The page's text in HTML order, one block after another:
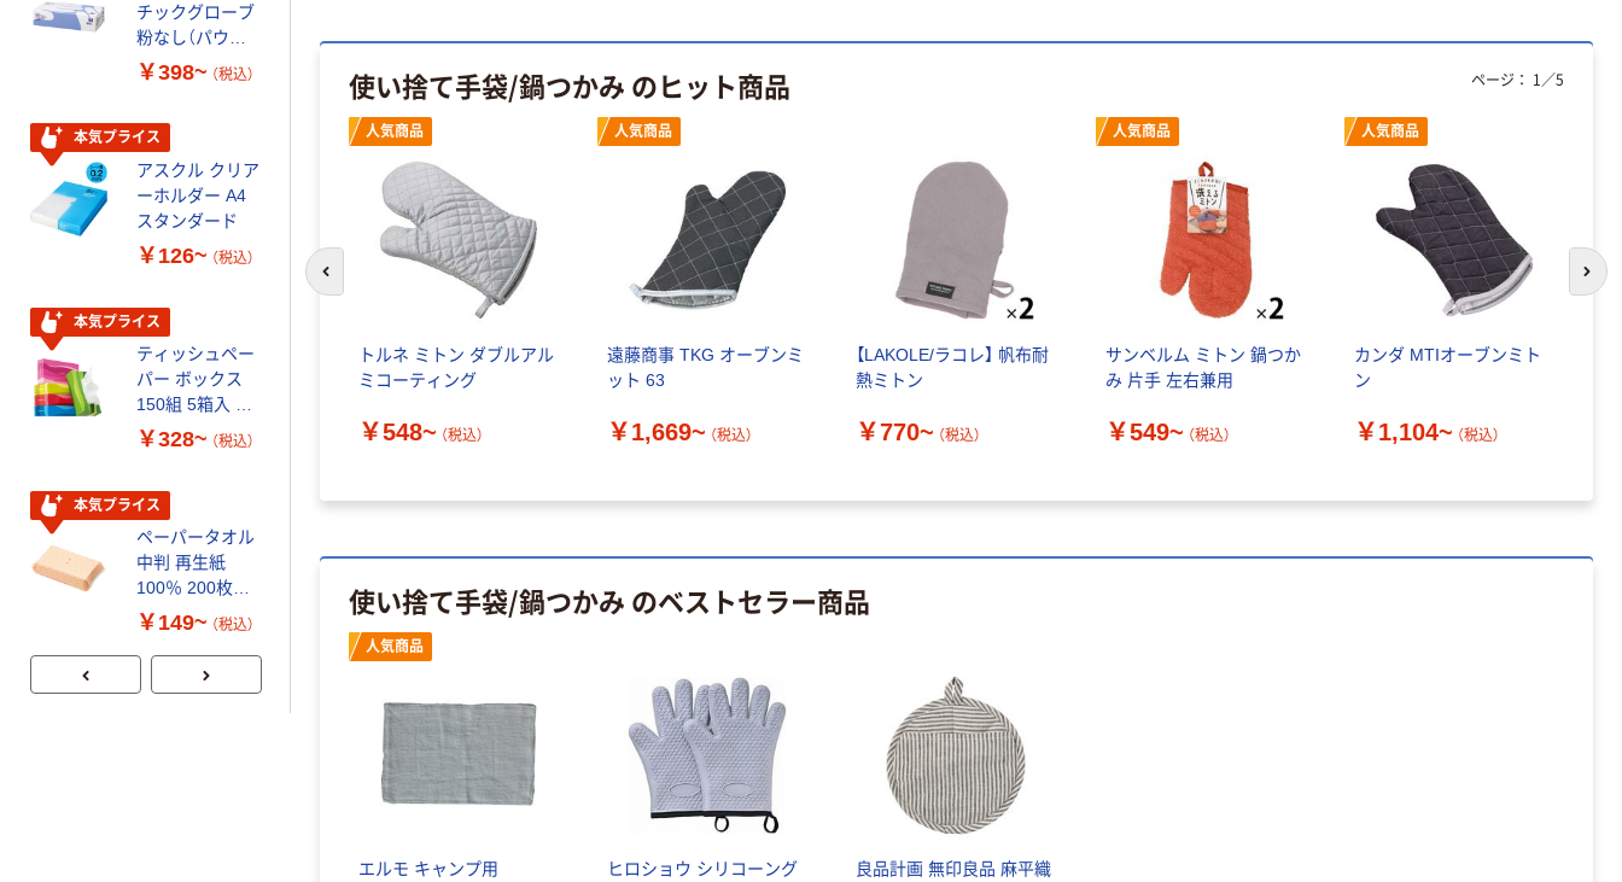
使い捨て手袋/鍋つかみ のヒット商品
人気商品
トルネ ミトン ダブルアル
ミコーティング
￥548~ （税込）
人気商品
遠藤商事 TKG オーブンミ
ット 63
￥1,669~ （税込）
【LAKOLE/ラコレ】 帆布耐
熱ミトン
￥770~ （税込）
人気商品
サンベルム ミトン 鍋つか
み 片手 左右兼用
￥549~ （税込）
人気商品
カンダ MTIオーブンミト
ン
￥1,104~ （税込）
ページ： 1 ／5
次
使い捨て手袋/鍋つかみ のベストセラー商品
人気商品
エルモ キャンプ用
ヒロショウ シリコーング
良品計画 無印良品 麻平織
チックグローブ
粉なし（パウダ
ーフリー）
￥398~ （税込）
本気プライス
アスクル クリア
ーホルダー A4
スタンダード
￥126~ （税込）
本気プライス
ティッシュペー
パー ボックス
150組 5箱入 ア
スクル スマート
証
￥328~ （税込）
本気プライス
ペーパータオル
中判 再生紙
100％ 200枚
FSC認証 シング
企画 オリジナル
￥149~ （税込）
ｍ 再生紙
リサイクル100
芯あり FSC認
証
￥460~ （税込）
本気プライス
アスクル 耳にや
さしい やわらか
いマスク
￥458~ （税込）
トイレットペー
パー シングル
100% 6ロール
証
￥470~ （税込）
期間限定価格
スチックグロー
ブ 薄手 粉な
し（パウダーフ
リー）
￥298~
ォーター 500ml
付き／2Lラベル
レス 10本
￥1,037~
（税込）
スズラン 酒精綿
G バルクタイプ
指定医薬部外品
￥140~ （税込）
サントリー 天然
ーター ペットボ
ファーストレイ
ップ
再生紙 200枚
ティッシュペー
パー ボックス
モカ 200組 5個
アスクル オリジ
ナルティッシュ
PEFC認証
（税込）
【アスクル限定】
ファーストレイ
ローブ ブル
￥698~
オリジナル
ディスポパンツ
カラ 厚さ
粉なし（パウダ
￥398~ （税込）
本気プライス
アスクル クリア
ーホルダー A4
スタンダード
￥126~ （税込）
本気プライス
ティッシュペー
スクル スマート
証
￥328~
本気プライス
中判 再生紙